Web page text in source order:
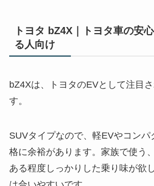
トヨタ bZ4X｜トヨタ車の安
る人向け
bZ4Xは、トヨタのEVとして注目
す。
SUVタイプなので、軽EVやコンパ
格に余裕があります。家族で使う
ある程度しっかりした乗り味が欲